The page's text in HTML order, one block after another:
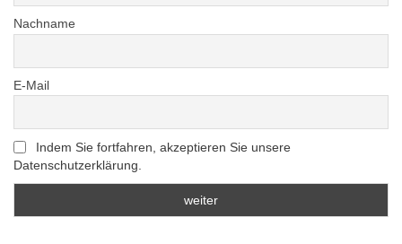
Nachname
E-Mail
Indem Sie fortfahren, akzeptieren Sie unsere
Datenschutzerklärung.